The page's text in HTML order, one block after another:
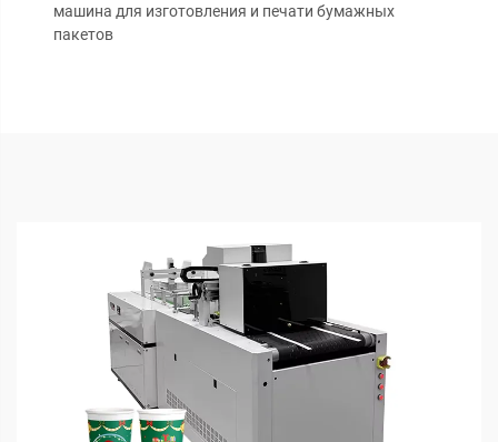
машина для изготовления и печати бумажных
пакетов